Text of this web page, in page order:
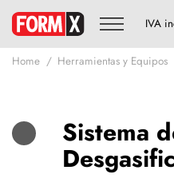
Home Herramientas y Equipos
Sistema